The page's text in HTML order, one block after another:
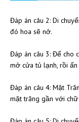
Đáp án câu 2: Di
đó hoa sẽ nở.
Đáp án câu 3: Để cho
mở cửa tủ lạnh, rồi
Đáp án câu 4: Mặt
mặt trăng gần với chữ